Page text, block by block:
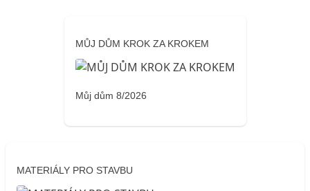
MŮJ DŮM KROK ZA KROKEM
Můj dům 8/2026
MATERIÁLY PRO STAVBU